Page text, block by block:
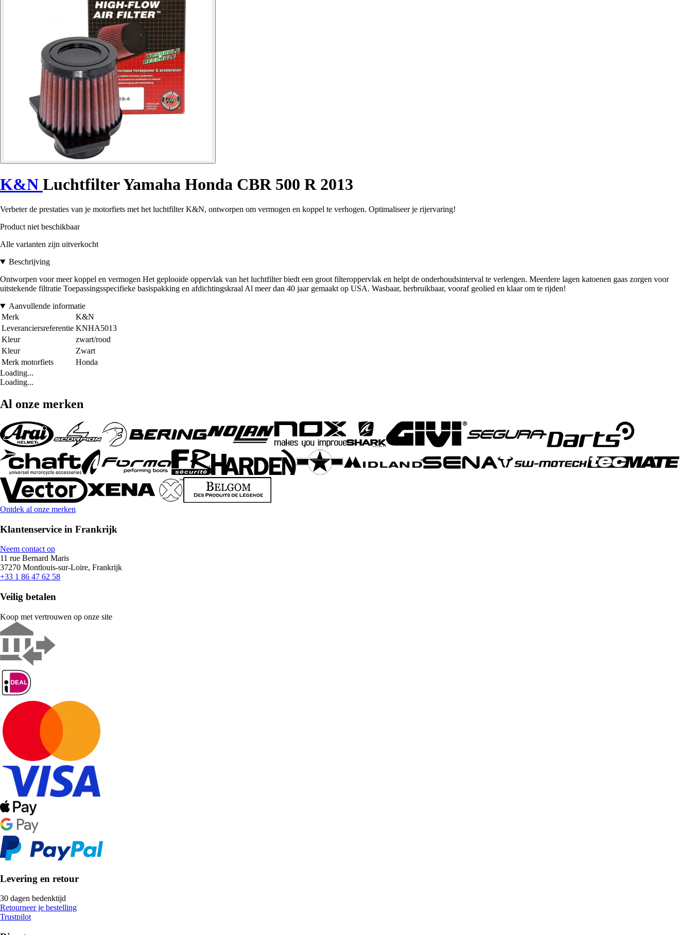
K&N Luchtfilter Yamaha Honda CBR 500 R 2013
Verbeter de prestaties van je motorfiets met het luchtfilter K&N, ontworpen om vermogen en koppel te verhogen. Optimaliseer je rijervaring!
Product niet beschikbaar
Alle varianten zijn uitverkocht
Beschrijving
Ontworpen voor meer koppel en vermogen Het geplooide oppervlak van het luchtfilter biedt een groot filteroppervlak en helpt de onderhoudsinterval te verlengen. Meerdere lagen katoenen gaas zorgen voor
uitstekende filtratie Toepassingsspecifieke basispakking en afdichtingskraal Al meer dan 40 jaar gemaakt op USA. Wasbaar, herbruikbaar, vooraf geolied en klaar om te rijden!
Aanvullende informatie
Merk
K&N
Leveranciersreferentie KNHA5013
Kleur
zwart/rood
Kleur
Zwart
Merk motorfiets
Honda
Loading...
Loading...
Al onze merken
Ontdek al onze merken
Klantenservice in Frankrijk
Neem contact op
11 rue Bernard Maris
37270 Montlouis-sur-Loire, Frankrijk
+33 1 86 47 62 58
Veilig betalen
Koop met vertrouwen op onze site
Levering en retour
30 dagen bedenktijd
Retourneer je bestelling
Trustpilot